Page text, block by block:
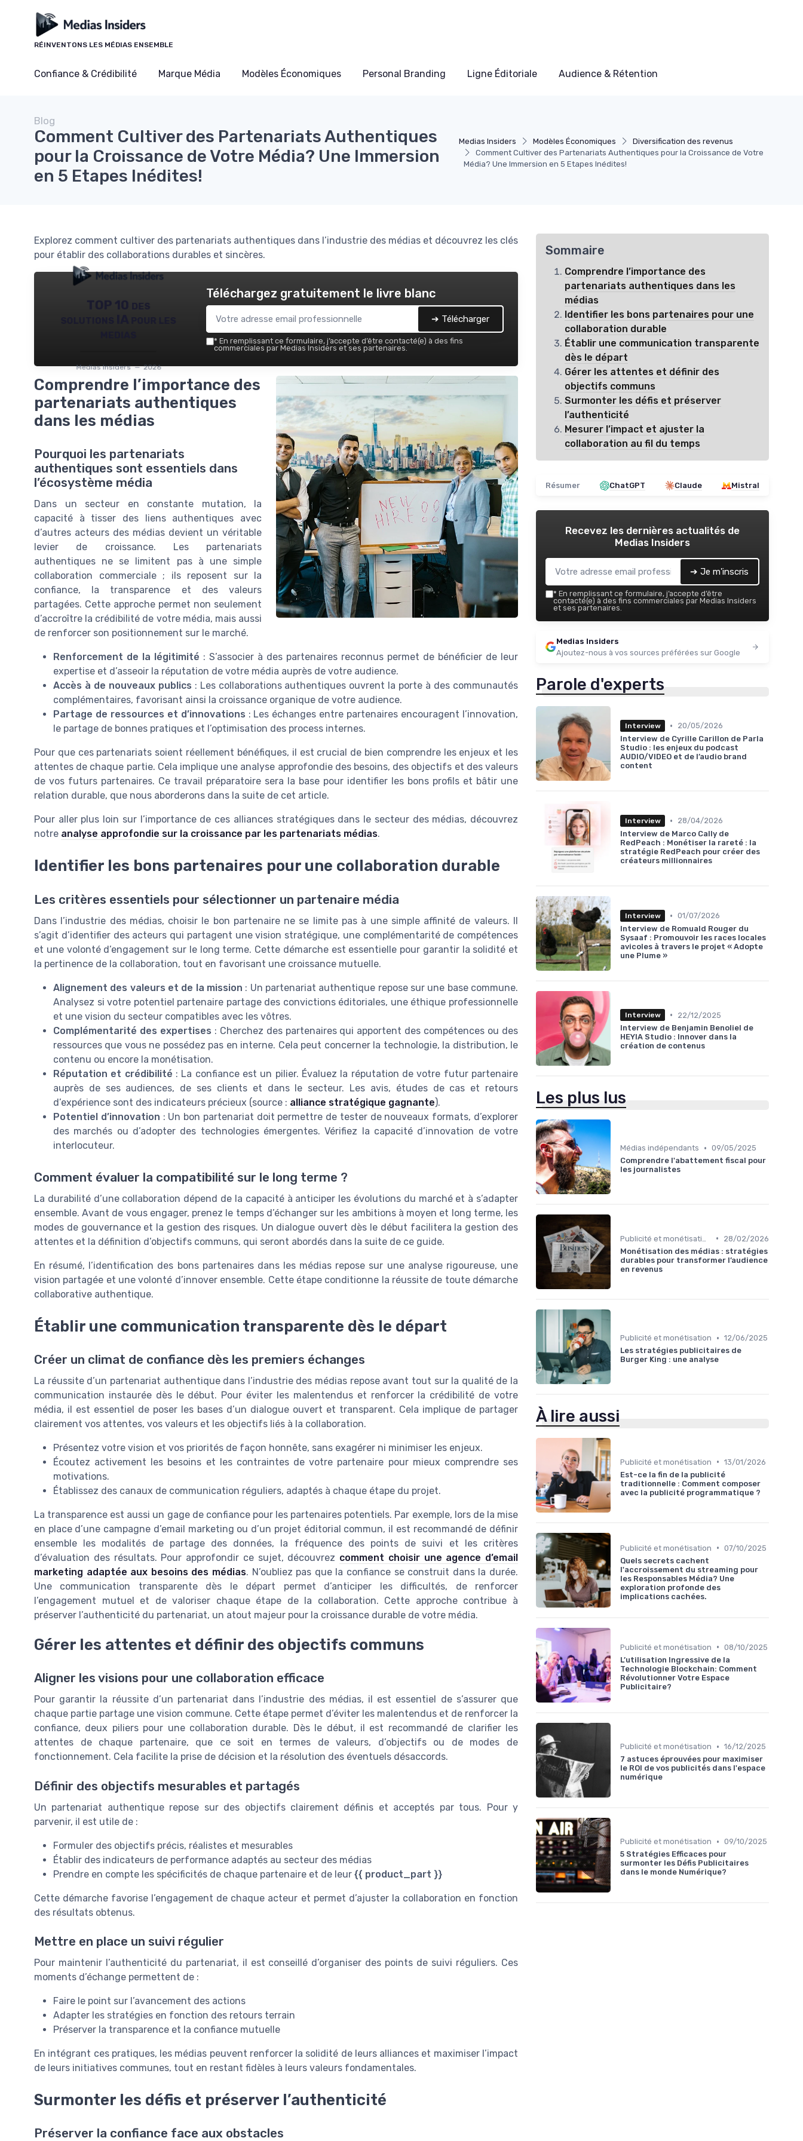
RÉINVENTONS LES MÉDIAS ENSEMBLE
Confiance & Crédibilité Marque Média Modèles Économiques Personal Branding Ligne Éditoriale Audience & Rétention
Medias Insiders Modèles Économiques
Diversification des revenus
Comment Cultiver des Partenariats Authentiques pour la Croissance de Votre
Média? Une Immersion en 5 Etapes Inédites!
Blog
Comment Cultiver des Partenariats Authentiques
pour la Croissance de Votre Média? Une Immersion
en 5 Etapes Inédites!
Explorez comment cultiver des partenariats authentiques dans l’industrie des médias et découvrez les clés
pour établir des collaborations durables et sincères.
TOP 10 des
Medias Insiders — 2026
Téléchargez gratuitement le livre blanc
➔ Télécharger
* En remplissant ce formulaire, j’accepte d’être contacté(e) à des fins
commerciales par Medias Insiders et ses partenaires.
Comprendre l’importance des
partenariats authentiques
dans les médias
Pourquoi les partenariats
authentiques sont essentiels dans
l’écosystème média
Dans un secteur en constante mutation, la
capacité à tisser des liens authentiques avec
d’autres acteurs des médias devient un véritable
levier de croissance. Les partenariats
authentiques ne se limitent pas à une simple
collaboration commerciale ; ils reposent sur la
confiance, la transparence et des valeurs
partagées. Cette approche permet non seulement
d’accroître la crédibilité de votre média, mais aussi
de renforcer son positionnement sur le marché.
Renforcement de la légitimité : S’associer à des partenaires reconnus permet de bénéficier de leur
expertise et d’asseoir la réputation de votre média auprès de votre audience.
Accès à de nouveaux publics : Les collaborations authentiques ouvrent la porte à des communautés
complémentaires, favorisant ainsi la croissance organique de votre audience.
Partage de ressources et d’innovations : Les échanges entre partenaires encouragent l’innovation,
le partage de bonnes pratiques et l’optimisation des process internes.
Pour que ces partenariats soient réellement bénéfiques, il est crucial de bien comprendre les enjeux et les
attentes de chaque partie. Cela implique une analyse approfondie des besoins, des objectifs et des valeurs
de vos futurs partenaires. Ce travail préparatoire sera la base pour identifier les bons profils et bâtir une
relation durable, que nous aborderons dans la suite de cet article.
Pour aller plus loin sur l’importance de ces alliances stratégiques dans le secteur des médias, découvrez
notre analyse approfondie sur la croissance par les partenariats médias.
Identifier les bons partenaires pour une collaboration durable
Les critères essentiels pour sélectionner un partenaire média
Dans l’industrie des médias, choisir le bon partenaire ne se limite pas à une simple affinité de valeurs. Il
s’agit d’identifier des acteurs qui partagent une vision stratégique, une complémentarité de compétences
et une volonté d’engagement sur le long terme. Cette démarche est essentielle pour garantir la solidité et
la pertinence de la collaboration, tout en favorisant une croissance mutuelle.
Alignement des valeurs et de la mission : Un partenariat authentique repose sur une base commune.
Analysez si votre potentiel partenaire partage des convictions éditoriales, une éthique professionnelle
et une vision du secteur compatibles avec les vôtres.
Complémentarité des expertises : Cherchez des partenaires qui apportent des compétences ou des
ressources que vous ne possédez pas en interne. Cela peut concerner la technologie, la distribution, le
contenu ou encore la monétisation.
Réputation et crédibilité : La confiance est un pilier. Évaluez la réputation de votre futur partenaire
auprès de ses audiences, de ses clients et dans le secteur. Les avis, études de cas et retours
d’expérience sont des indicateurs précieux (source : alliance stratégique gagnante).
Potentiel d’innovation : Un bon partenariat doit permettre de tester de nouveaux formats, d’explorer
des marchés ou d’adopter des technologies émergentes. Vérifiez la capacité d’innovation de votre
interlocuteur.
Comment évaluer la compatibilité sur le long terme ?
La durabilité d’une collaboration dépend de la capacité à anticiper les évolutions du marché et à s’adapter
ensemble. Avant de vous engager, prenez le temps d’échanger sur les ambitions à moyen et long terme, les
modes de gouvernance et la gestion des risques. Un dialogue ouvert dès le début facilitera la gestion des
attentes et la définition d’objectifs communs, qui seront abordés dans la suite de ce guide.
En résumé, l’identification des bons partenaires dans les médias repose sur une analyse rigoureuse, une
vision partagée et une volonté d’innover ensemble. Cette étape conditionne la réussite de toute démarche
collaborative authentique.
Établir une communication transparente dès le départ
Créer un climat de confiance dès les premiers échanges
La réussite d’un partenariat authentique dans l’industrie des médias repose avant tout sur la qualité de la
communication instaurée dès le début. Pour éviter les malentendus et renforcer la crédibilité de votre
média, il est essentiel de poser les bases d’un dialogue ouvert et transparent. Cela implique de partager
clairement vos attentes, vos valeurs et les objectifs liés à la collaboration.
Présentez votre vision et vos priorités de façon honnête, sans exagérer ni minimiser les enjeux.
Écoutez activement les besoins et les contraintes de votre partenaire pour mieux comprendre ses
motivations.
Établissez des canaux de communication réguliers, adaptés à chaque étape du projet.
La transparence est aussi un gage de confiance pour les partenaires potentiels. Par exemple, lors de la mise
en place d’une campagne d’email marketing ou d’un projet éditorial commun, il est recommandé de définir
ensemble les modalités de partage des données, la fréquence des points de suivi et les critères
d’évaluation des résultats. Pour approfondir ce sujet, découvrez comment choisir une agence d’email
marketing adaptée aux besoins des médias. N’oubliez pas que la confiance se construit dans la durée.
Une communication transparente dès le départ permet d’anticiper les difficultés, de renforcer
l’engagement mutuel et de valoriser chaque étape de la collaboration. Cette approche contribue à
préserver l’authenticité du partenariat, un atout majeur pour la croissance durable de votre média.
Gérer les attentes et définir des objectifs communs
Aligner les visions pour une collaboration efficace
Pour garantir la réussite d’un partenariat dans l’industrie des médias, il est essentiel de s’assurer que
chaque partie partage une vision commune. Cette étape permet d’éviter les malentendus et de renforcer la
confiance, deux piliers pour une collaboration durable. Dès le début, il est recommandé de clarifier les
attentes de chaque partenaire, que ce soit en termes de valeurs, d’objectifs ou de modes de
fonctionnement. Cela facilite la prise de décision et la résolution des éventuels désaccords.
Définir des objectifs mesurables et partagés
Un partenariat authentique repose sur des objectifs clairement définis et acceptés par tous. Pour y
parvenir, il est utile de :
Formuler des objectifs précis, réalistes et mesurables
Établir des indicateurs de performance adaptés au secteur des médias
Prendre en compte les spécificités de chaque partenaire et de leur {{ product_part }}
Cette démarche favorise l’engagement de chaque acteur et permet d’ajuster la collaboration en fonction
des résultats obtenus.
Mettre en place un suivi régulier
Pour maintenir l’authenticité du partenariat, il est conseillé d’organiser des points de suivi réguliers. Ces
moments d’échange permettent de :
Faire le point sur l’avancement des actions
Adapter les stratégies en fonction des retours terrain
Préserver la transparence et la confiance mutuelle
En intégrant ces pratiques, les médias peuvent renforcer la solidité de leurs alliances et maximiser l’impact
de leurs initiatives communes, tout en restant fidèles à leurs valeurs fondamentales.
Surmonter les défis et préserver l’authenticité
Préserver la confiance face aux obstacles
Sommaire
Comprendre l’importance des
partenariats authentiques dans les
médias
Identifier les bons partenaires pour une
collaboration durable
Établir une communication transparente
dès le départ
Gérer les attentes et définir des
objectifs communs
Surmonter les défis et préserver
l’authenticité
Mesurer l’impact et ajuster la
collaboration au fil du temps
Résumer ChatGPT Claude Mistral
Recevez les dernières actualités de
Medias Insiders
➔ Je m'inscris
* En remplissant ce formulaire, j’accepte d’être
contacté(e) à des fins commerciales par Medias Insiders
et ses partenaires.
Medias Insiders
Ajoutez-nous à vos sources préférées sur Google
Parole d'experts
Interview •
20/05/2026
Interview de Cyrille Carillon de Parla
Studio : les enjeux du podcast
AUDIO/VIDEO et de l’audio brand
content
Interview •
28/04/2026
Interview de Marco Cally de
RedPeach : Monétiser la rareté : la
stratégie RedPeach pour créer des
créateurs millionnaires
Interview • 01/07/2026
Interview de Romuald Rouger du
Sysaaf : Promouvoir les races locales
avicoles à travers le projet « Adopte
une Plume »
Interview •
22/12/2025
Interview de Benjamin Benoliel de
HEYIA Studio : Innover dans la
création de contenus
Les plus lus
Médias indépendants • 09/05/2025
Comprendre l'abattement fiscal pour
les journalistes
•
28/02/2026
Monétisation des médias : stratégies
durables pour transformer l’audience
en revenus
Publicité et monétisation • 12/06/2025
Les stratégies publicitaires de
Burger King : une analyse
À lire aussi
Publicité et monétisation • 13/01/2026
Est-ce la fin de la publicité
traditionnelle : Comment composer
avec la publicité programmatique ?
Publicité et monétisation • 07/10/2025
Quels secrets cachent
l'accroissement du streaming pour
les Responsables Média? Une
exploration profonde des
implications cachées.
Publicité et monétisation • 08/10/2025
L’utilisation Ingressive de la
Technologie Blockchain: Comment
Révolutionner Votre Espace
Publicitaire?
Publicité et monétisation • 16/12/2025
7 astuces éprouvées pour maximiser
le ROI de vos publicités dans l'espace
numérique
Publicité et monétisation • 09/10/2025
5 Stratégies Efficaces pour
surmonter les Défis Publicitaires
dans le monde Numérique?